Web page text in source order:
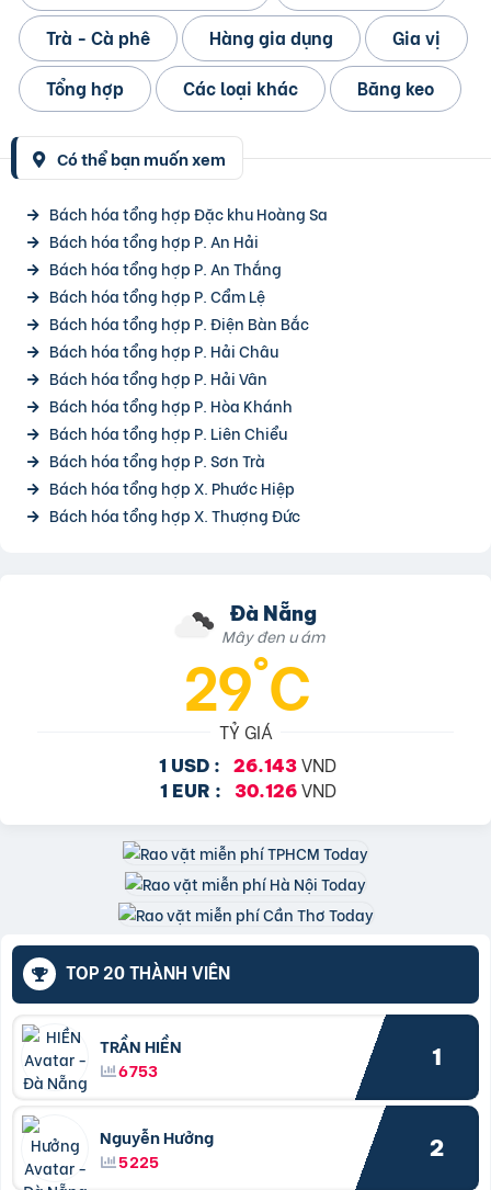
Trà - Cà phê Hàng gia dụng
Gia vị
Tổng hợp
Các loại khác Băng keo
Có thể bạn muốn xem
Bách hóa tổng hợp Đặc khu Hoàng Sa
Bách hóa tổng hợp P. An Hải
Bách hóa tổng hợp P. An Thắng
Bách hóa tổng hợp P. Cẩm Lệ
Bách hóa tổng hợp P. Điện Bàn Bắc
Bách hóa tổng hợp P. Hải Châu
Bách hóa tổng hợp P. Hải Vân
Bách hóa tổng hợp P. Hòa Khánh
Bách hóa tổng hợp P. Liên Chiểu
Bách hóa tổng hợp P. Sơn Trà
Bách hóa tổng hợp X. Phước Hiệp
Bách hóa tổng hợp X. Thượng Đức
Đà Nẵng
Mây đen u ám
29°C
TỶ GIÁ
1 USD : 26.143 VND
1 EUR : 30.126VND
TOP 20 THÀNH VIÊN
TRẦN HIỀN
6753
1
Nguyễn Hưởng
5225
2